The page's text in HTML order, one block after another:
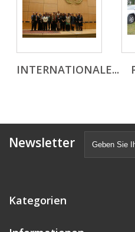
INTERNATIONALE...
Newsletter
Kategorien